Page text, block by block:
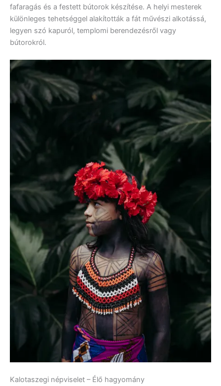
fafaragás és a festett bútorok készítése. A helyi mesterek
különleges tehetséggel alakították a fát művészi alkotássá,
legyen szó kapuról, templomi berendezésről vagy
bútorokról.
Kalotaszegi népviselet – Élő hagyomány